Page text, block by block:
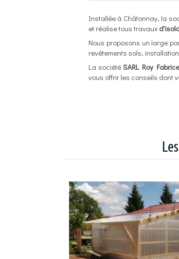
Installée à Châtonnay, la
et réalise tous travaux
Nous proposons un large
revêtements sols,
La sociétéSARL Roy
vous offrir les conseils dont